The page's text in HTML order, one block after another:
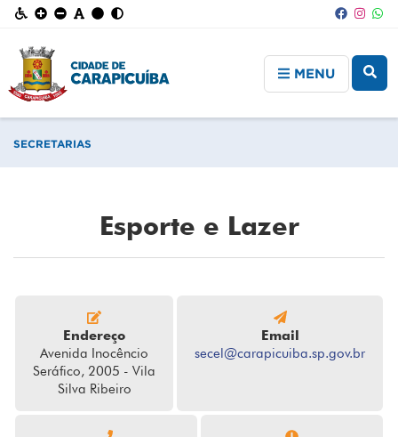
MENU
SECRETARIAS
Esporte e Lazer
Endereço
Avenida Inocêncio
Seráfico, 2005 - Vila
Silva Ribeiro
Email
secel@carapicuiba.sp.gov.br